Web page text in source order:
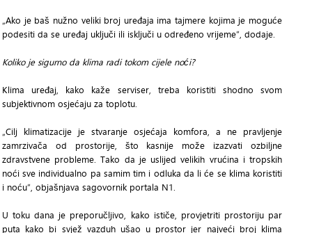
„Ako je baš nužno veliki broj uređaja ima tajmere kojima je moguće
podesiti da se uređaj uključi ili isključi u određeno vrijeme“, dodaje.
Koliko je sigurno da klima radi tokom cijele noći?
Klima uređaj, kako kaže serviser, treba koristiti shodno svom
subjektivnom osjećaju za toplotu.
„Cilj klimatizacije je stvaranje osjećaja komfora, a ne pravljenje
zamrzivača od prostorije, što kasnije može izazvati ozbiljne
zdravstvene probleme. Tako da je uslijed velikih vrućina i tropskih
noći sve individualno pa samim tim i odluka da li će se klima koristiti
i noću“, objašnjava sagovornik portala N1.
U toku dana je preporučljivo, kako ističe, provjetriti prostoriju par
puta kako bi svjež vazduh ušao u prostor jer najveći broj klima